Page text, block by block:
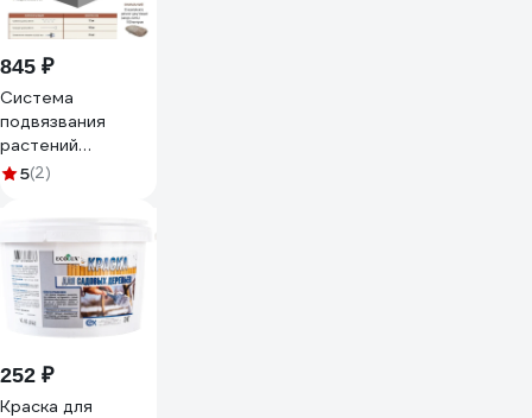
845 ₽
Система
подвязвания
растений
Конструкция Нова
5(2)
252 ₽
Краска для